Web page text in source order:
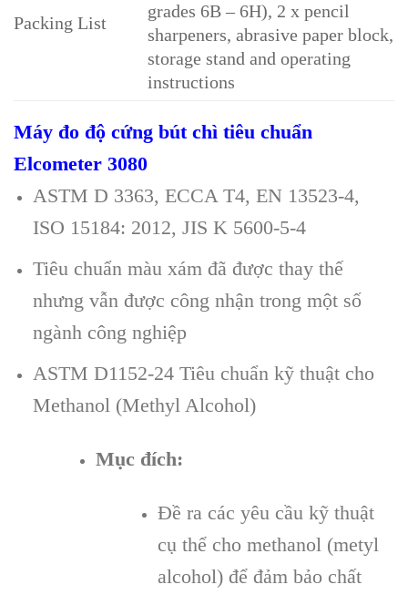
Packing List
grades 6B – 6H), 2 x pencil
sharpeners, abrasive paper block,
storage stand and operating
instructions
Máy đo độ cứng bút chì tiêu chuẩn
Elcometer 3080
ASTM D 3363, ECCA T4, EN 13523-4,
ISO 15184: 2012, JIS K 5600-5-4
Tiêu chuẩn màu xám đã được thay thế
nhưng vẫn được công nhận trong một số
ngành công nghiệp
ASTM D1152-24 Tiêu chuẩn kỹ thuật cho
Methanol (Methyl Alcohol)
Mục đích:
Đề ra các yêu cầu kỹ thuật
cụ thể cho methanol (metyl
alcohol) để đảm bảo chất